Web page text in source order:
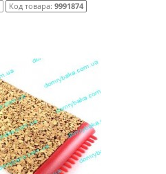
Код товара: 9991874